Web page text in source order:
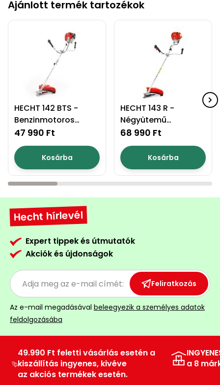
Hólapát
kiegészítő
Növényápolási
kellékek
Permetező
Üvegház
és
melegház
Kézi
szerszám,
eszközök
Ajánlott termék tartozékok
HECHT 142 BTS -
Benzinmotoros
fűkasza
47 990 Ft
Kosárba
HECHT 143 R -
Négyütemű
bozótvágó
68 990 Ft
Kosárba
Hecht hírlevél
Expert tippek és útmutatók
Akciók és újdonságok
Feliratkozás
Az e-mail megadásával beleegyezik a személyes adatok
feldolgozásába
49.990 Ft feletti vásárlás esetén a
kiszállítás ingyenes, kivéve
az akciós termékek esetén.
a 8